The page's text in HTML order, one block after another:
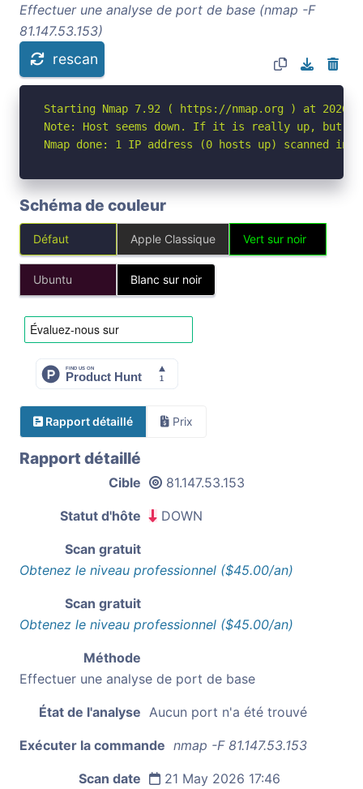
Effectuer une analyse de port de base (nmap -F
81.147.53.153)
rescan
Starting Nmap 7.92 ( https://nmap.org ) at 2026-
Note: Host seems down. If it is really up, but
Nmap done: 1 IP address (0 hosts up) scanned in
Schéma de couleur
Défaut Apple Classique Vert sur noir
Ubuntu Blanc sur noir
Rapport détaillé Prix
Rapport détaillé
Cible 81.147.53.153
Statut d'hôte DOWN
Scan gratuit
Obtenez le niveau professionnel ($45.00/an)
Scan gratuit
Obtenez le niveau professionnel ($45.00/an)
Méthode
Effectuer une analyse de port de base
État de l'analyse Aucun port n'a été trouvé
Exécuter la commande nmap -F 81.147.53.153
Scan date 21 May 2026 17:46